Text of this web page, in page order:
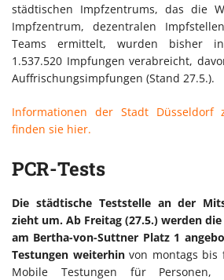
städtischen Impfzentrums, das die
Impfzentrum, dezentralen
Teams ermittelt, wurden bisher
1.537.520 Impfungen verabreicht,
Auffrischungsimpfungen (Stand 27.5.).
Informationen der Stadt Düsseldorf
finden sie hier.
PCR-Tests
Die städtische Teststelle an der
zieht um. Ab Freitag (27.5.) werden
am Bertha-von-Suttner Platz 1
Testungen weiterhinvon montags bis
Mobile Testungen für